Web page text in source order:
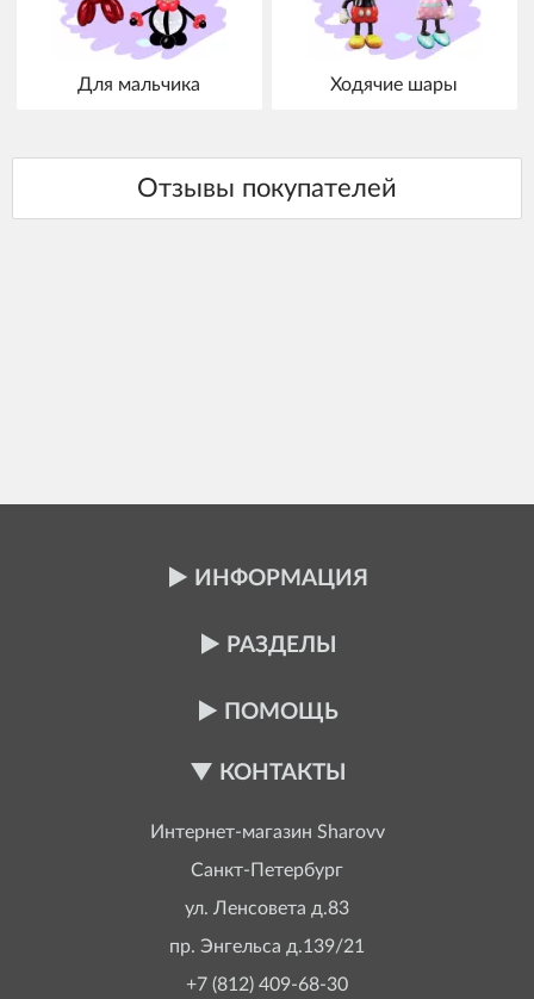
Для мальчика Ходячие шары
ИНФОРМАЦИЯ
РАЗДЕЛЫ
ПОМОЩЬ
КОНТАКТЫ
Интернет-магазин Sharovv
Санкт-Петербург
ул. Ленсовета д.83
пр. Энгельса д.139/21
+7 (812) 409-68-30